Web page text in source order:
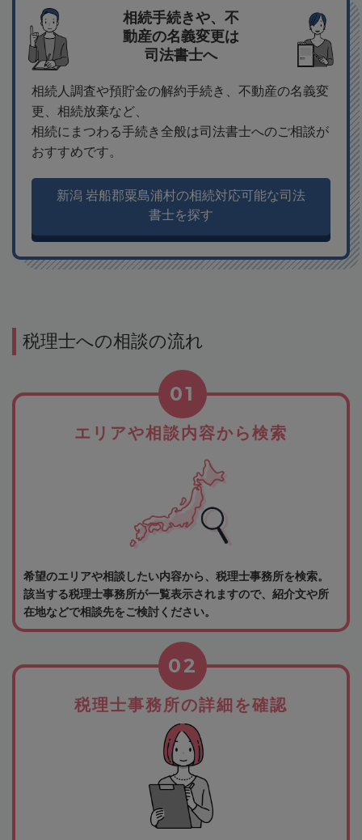
相続手続きや、不
動産の名義変更は
司法書士へ
相続人調査や預貯金の解約手続き、不動産の名義変
更、相続放棄など、
相続にまつわる手続き全般は司法書士へのご相談が
おすすめです。
新潟 岩船郡粟島浦村の相続対応可能な司法
書士を探す
税理士への相談の流れ
エリアや相談内容から検索
01
希望のエリアや相談したい内容から、税理士事務所を検索。
該当する税理士事務所が一覧表示されますので、紹介文や所
在地などで相談先をご検討ください。
税理士事務所の詳細を確認
02